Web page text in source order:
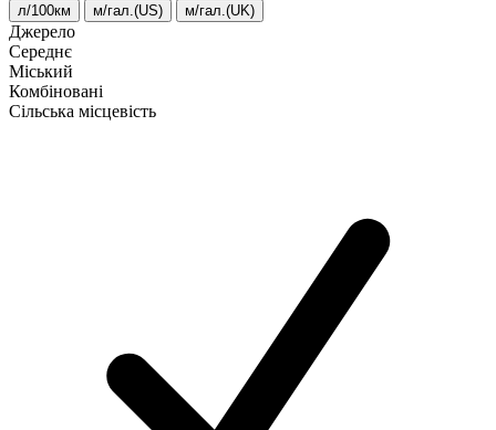
л/100км м/гал.(US) м/гал.(UK)
Джерело
Середнє
Міський
Комбіновані
Сільська місцевість